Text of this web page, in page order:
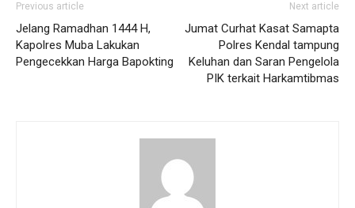
Previous article
Jelang Ramadhan 1444 H,
Kapolres Muba Lakukan
Pengecekkan Harga Bapokting
Next article
Jumat Curhat Kasat Samapta
Polres Kendal tampung
Keluhan dan Saran Pengelola
PIK terkait Harkamtibmas